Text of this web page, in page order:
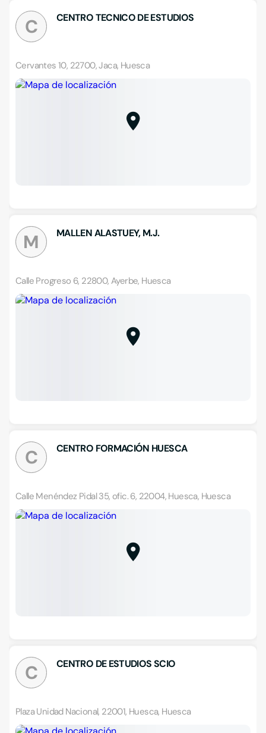
C CENTRO TECNICO DE ESTUDIOS
Cervantes 10, 22700, Jaca, Huesca
M MALLEN ALASTUEY, M.J.
Calle Progreso 6, 22800, Ayerbe, Huesca
C CENTRO FORMACIÓN HUESCA
Calle Menéndez Pidal 35, ofic. 6, 22004, Huesca, Huesca
C CENTRO DE ESTUDIOS SCIO
Plaza Unidad Nacional, 22001, Huesca, Huesca